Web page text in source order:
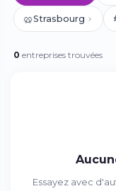
🥨Strasbourg
0 entreprises trouvées
Essayez avec